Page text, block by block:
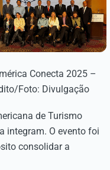
Conecta 2025 –
Foto: Divulgação
de Turismo
integram. O evento foi
consolidar a